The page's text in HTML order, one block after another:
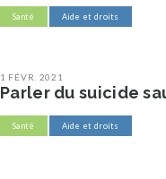
Santé Aide et droits
1 FÉVR. 2021
Parler du suicide
Santé Aide et droits